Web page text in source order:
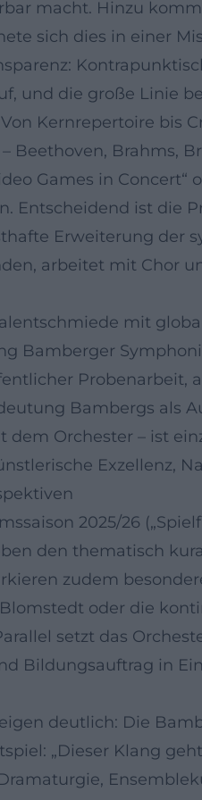
macht. Hinzu
sich dies in einer
und die große Linie
Kernrepertoire bis
Beethoven, Brahms,
Games in
Entscheidend ist die
Erweiterung der
arbeitet mit Chor
mit
Bamberger
Probenarbeit,
Bambergs als
Orchester – ist
Exzellenz,
2025/26
den thematisch
zudem
oder die
setzt das
Bildungsauftrag in
deutlich: Die
„Dieser Klang